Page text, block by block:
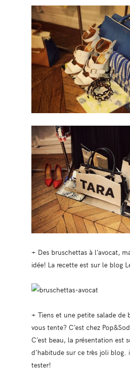
+ Des bruschettas à l’avocat,
idée! La recette est sur le blog
+ Tiens et une petite salade de
vous tente? C’est chez
C’est beau, la présentation est
d’habitude sur ce très joli blog.
tester!